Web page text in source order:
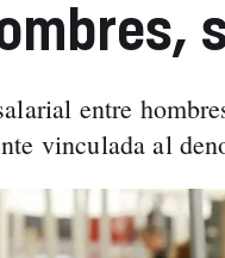
entre
vinculada al